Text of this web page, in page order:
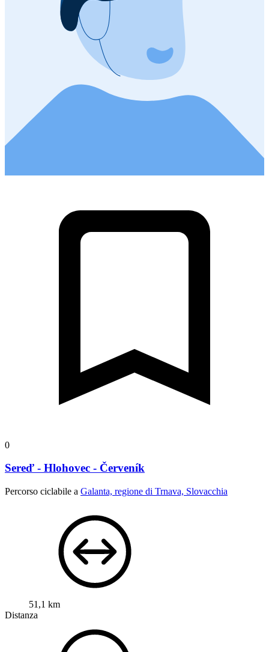
0
Sereď - Hlohovec - Červeník
Percorso ciclabile a Galanta, regione di Trnava, Slovacchia
51,1 km
Distanza